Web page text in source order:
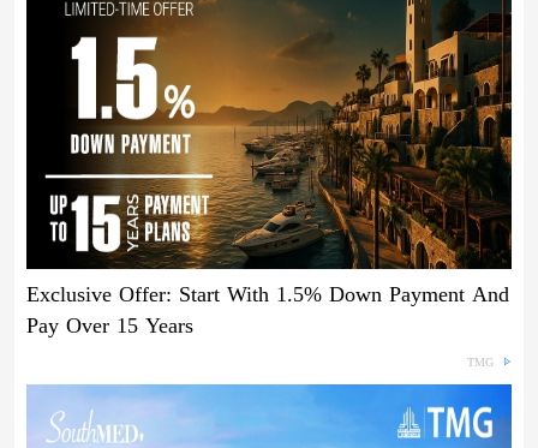
Exclusive Offer: Start With 1.5% Down Payment And
Pay Over 15 Years
TMG